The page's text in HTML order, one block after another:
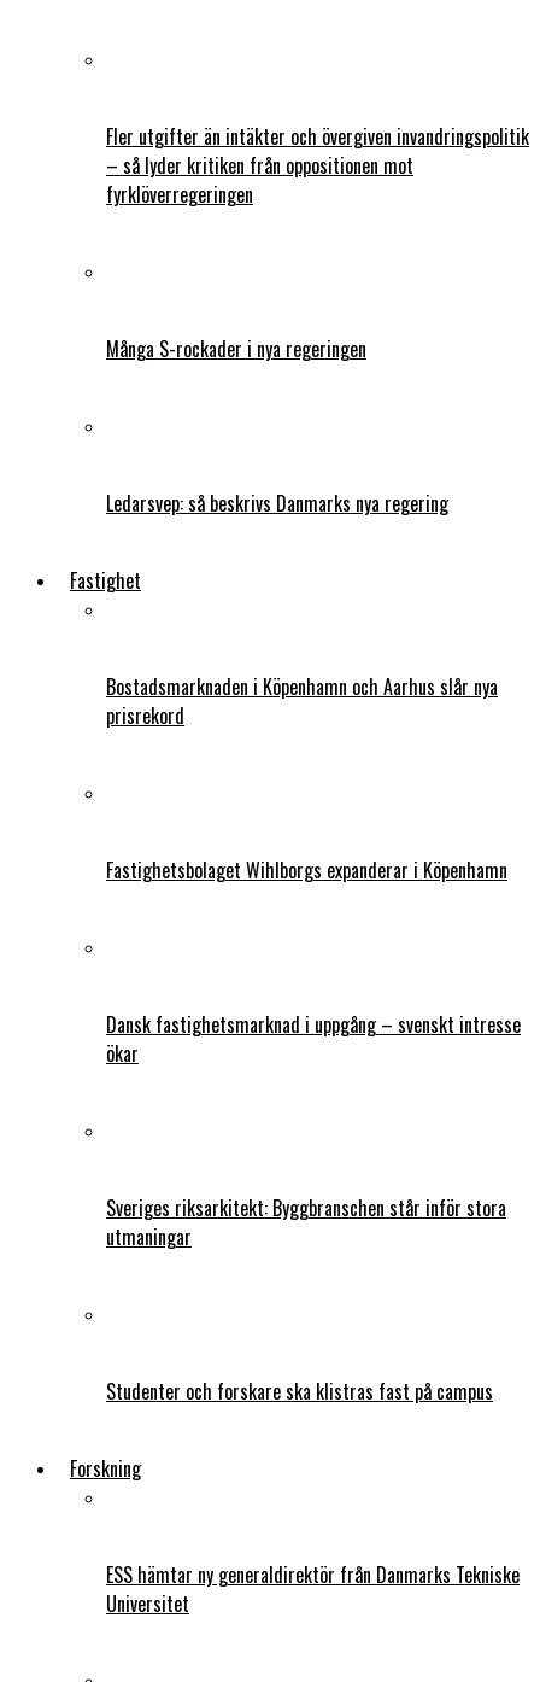
Fler utgifter än intäkter och övergiven invandringspolitik
– så lyder kritiken från oppositionen mot
fyrklöverregeringen
Många S-rockader i nya regeringen
Ledarsvep: så beskrivs Danmarks nya regering
Fastighet
Bostadsmarknaden i Köpenhamn och Aarhus slår nya
prisrekord
Fastighetsbolaget Wihlborgs expanderar i Köpenhamn
Dansk fastighetsmarknad i uppgång – svenskt intresse
ökar
Sveriges riksarkitekt: Byggbranschen står inför stora
utmaningar
Studenter och forskare ska klistras fast på campus
Forskning
ESS hämtar ny generaldirektör från Danmarks Tekniske
Universitet